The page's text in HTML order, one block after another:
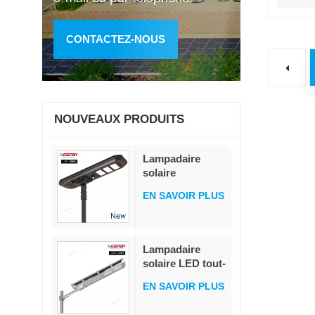
CONTACTEZ-NOUS
NOUVEAUX PRODUITS
Lampadaire
solaire
en-un 80 W, 230
PIR haute
luminosité,
MPPT, avec
batterie LiFePO4
EN SAVOIR PLUS
Lampadaire
solaire LED tout-
luminosité,
EN SAVOIR PLUS